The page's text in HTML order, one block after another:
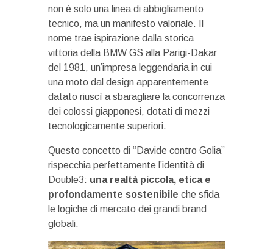
non è solo una linea di abbigliamento
tecnico, ma un manifesto valoriale. Il
nome trae ispirazione dalla storica
vittoria della BMW GS alla Parigi-Dakar
del 1981, un’impresa leggendaria in cui
una moto dal design apparentemente
datato riuscì a sbaragliare la concorrenza
dei colossi giapponesi, dotati di mezzi
tecnologicamente superiori.
Questo concetto di “Davide contro Golia”
rispecchia perfettamente l’identità di
Double3: una realtà piccola, etica e
profondamente sostenibile che sfida
le logiche di mercato dei grandi brand
globali.